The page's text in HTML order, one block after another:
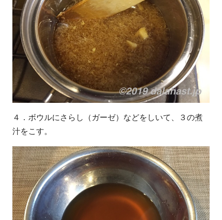
４．ボウルにさらし（ガーゼ）などをしいて、３の煮
汁をこす。